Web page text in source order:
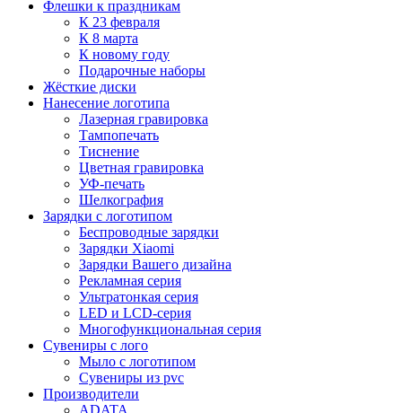
Флешки к праздникам
К 23 февраля
К 8 марта
К новому году
Подарочные наборы
Жёсткие диски
Нанесение логотипа
Лазерная гравировка
Тампопечать
Тиснение
Цветная гравировка
УФ-печать
Шелкография
Зарядки с логотипом
Беспроводные зарядки
Зарядки Xiaomi
Зарядки Вашего дизайна
Рекламная серия
Ультратонкая серия
LED и LCD-серия
Многофункциональная серия
Сувениры с лого
Мыло с логотипом
Сувениры из pvc
Производители
ADATA